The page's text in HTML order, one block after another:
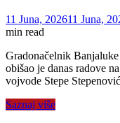
11 Juna, 202611 Juna,
min read
Gradonačelnik
obišao je danas radove
vojvode Stepe
Saznaj više